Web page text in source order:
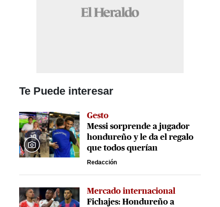
Te Puede interesar
Gesto
Messi sorprende a jugador
hondureño y le da el regalo
que todos querían
Redacción
Mercado internacional
Fichajes: Hondureño a